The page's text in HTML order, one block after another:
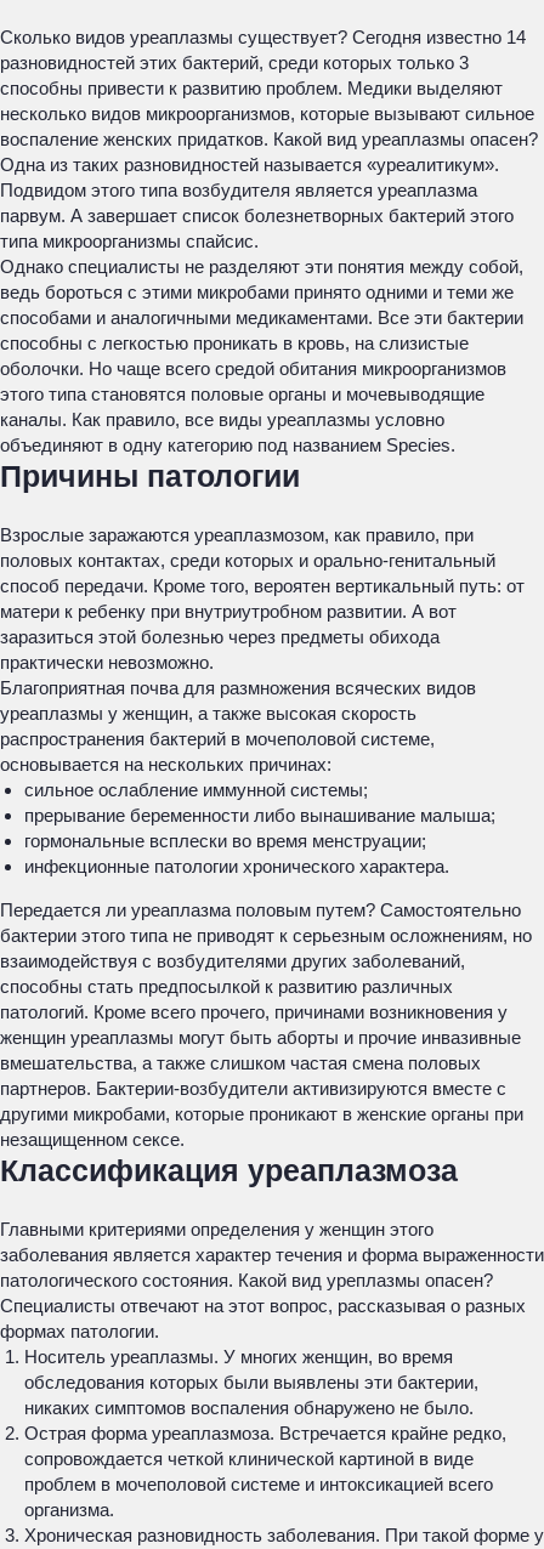
Сколько видов уреаплазмы существует? Сегодня известно 14
разновидностей этих бактерий, среди которых только 3
способны привести к развитию проблем. Медики выделяют
несколько видов микроорганизмов, которые вызывают сильное
воспаление женских придатков. Какой вид уреаплазмы опасен?
Одна из таких разновидностей называется «уреалитикум».
Подвидом этого типа возбудителя является уреаплазма
парвум. А завершает список болезнетворных бактерий этого
типа микроорганизмы спайсис.
Однако специалисты не разделяют эти понятия между собой,
ведь бороться с этими микробами принято одними и теми же
способами и аналогичными медикаментами. Все эти бактерии
способны с легкостью проникать в кровь, на слизистые
оболочки. Но чаще всего средой обитания микроорганизмов
этого типа становятся половые органы и мочевыводящие
каналы. Как правило, все виды уреаплазмы условно
объединяют в одну категорию под названием Species.
Причины патологии
Взрослые заражаются уреаплазмозом, как правило, при
половых контактах, среди которых и орально-генитальный
способ передачи. Кроме того, вероятен вертикальный путь: от
матери к ребенку при внутриутробном развитии. А вот
заразиться этой болезнью через предметы обихода
практически невозможно.
Благоприятная почва для размножения всяческих видов
уреаплазмы у женщин, а также высокая скорость
распространения бактерий в мочеполовой системе,
основывается на нескольких причинах:
сильное ослабление иммунной системы;
прерывание беременности либо вынашивание малыша;
гормональные всплески во время менструации;
инфекционные патологии хронического характера.
Передается ли уреаплазма половым путем? Самостоятельно
бактерии этого типа не приводят к серьезным осложнениям, но
взаимодействуя с возбудителями других заболеваний,
способны стать предпосылкой к развитию различных
патологий. Кроме всего прочего, причинами возникновения у
женщин уреаплазмы могут быть аборты и прочие инвазивные
вмешательства, а также слишком частая смена половых
партнеров. Бактерии-возбудители активизируются вместе с
другими микробами, которые проникают в женские органы при
незащищенном сексе.
Классификация уреаплазмоза
Главными критериями определения у женщин этого
заболевания является характер течения и форма выраженности
патологического состояния. Какой вид уреплазмы опасен?
Специалисты отвечают на этот вопрос, рассказывая о разных
формах патологии.
Носитель уреаплазмы. У многих женщин, во время
обследования которых были выявлены эти бактерии,
никаких симптомов воспаления обнаружено не было.
Острая форма уреаплазмоза. Встречается крайне редко,
сопровождается четкой клинической картиной в виде
проблем в мочеполовой системе и интоксикацией всего
организма.
Хроническая разновидность заболевания. При такой форме у